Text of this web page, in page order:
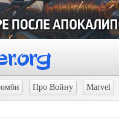
Про Войну Marvel